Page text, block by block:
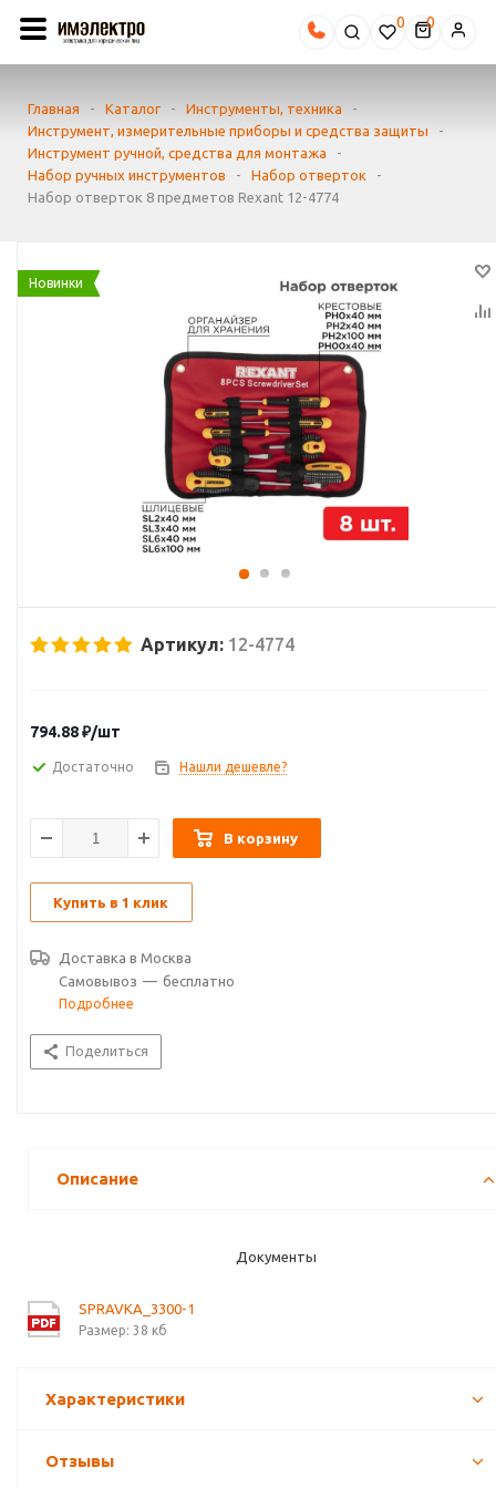
0
Главная - Каталог - Инструменты, техника
-
Инструмент, измерительные приборы и средства защиты
-
Инструмент ручной, средства для монтажа
-
Набор ручных инструментов
- Набор отверток
-
Набор отверток 8 предметов Rexant 12-4774
Новинки
Артикул: 12-4774
794.88₽/шт
Достаточно Нашли дешевле?
В корзину
Купить в 1 клик
Доставка в Москва
Самовывоз — бесплатно
Подробнее
Поделиться
Описание
Документы
SPRAVKA_3300-1
Размер: 38 кб
Характеристики
Отзывы